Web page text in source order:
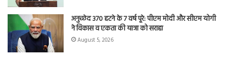
अनुच्छेद 370 हटने के 7 वर्ष पूरे: पीएम मोदी और सीएम योगी
ने विकास व एकता की यात्रा को सराहा
August 5, 2026